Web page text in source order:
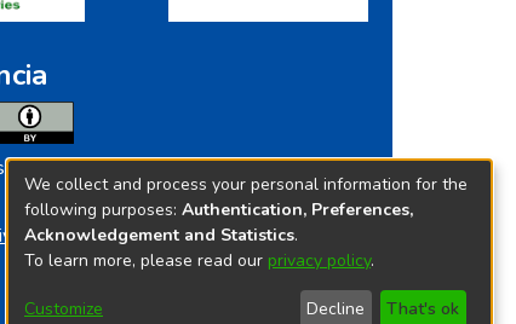
los contenidos de repositorio.ins.gob.pe
bajo
Commoms License
We collect and process your personal information for the
following purposes: Authentication, Preferences,
Acknowledgement and Statistics.
To learn more, please read our privacy policy.
Customize Decline That's ok